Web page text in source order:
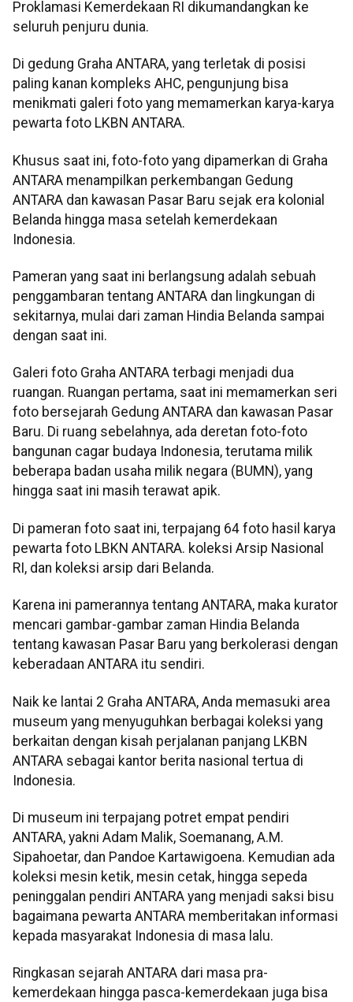
Proklamasi Kemerdekaan RI dikumandangkan ke
seluruh penjuru dunia.
Di gedung Graha ANTARA, yang terletak di posisi
paling kanan kompleks AHC, pengunjung bisa
menikmati galeri foto yang memamerkan karya-karya
pewarta foto LKBN ANTARA.
Khusus saat ini, foto-foto yang dipamerkan di Graha
ANTARA menampilkan perkembangan Gedung
ANTARA dan kawasan Pasar Baru sejak era kolonial
Belanda hingga masa setelah kemerdekaan
Indonesia.
Pameran yang saat ini berlangsung adalah sebuah
penggambaran tentang ANTARA dan lingkungan di
sekitarnya, mulai dari zaman Hindia Belanda sampai
dengan saat ini.
Galeri foto Graha ANTARA terbagi menjadi dua
ruangan. Ruangan pertama, saat ini memamerkan seri
foto bersejarah Gedung ANTARA dan kawasan Pasar
Baru. Di ruang sebelahnya, ada deretan foto-foto
bangunan cagar budaya Indonesia, terutama milik
beberapa badan usaha milik negara (BUMN), yang
hingga saat ini masih terawat apik.
Di pameran foto saat ini, terpajang 64 foto hasil karya
pewarta foto LBKN ANTARA. koleksi Arsip Nasional
RI, dan koleksi arsip dari Belanda.
Karena ini pamerannya tentang ANTARA, maka kurator
mencari gambar-gambar zaman Hindia Belanda
tentang kawasan Pasar Baru yang berkolerasi dengan
keberadaan ANTARA itu sendiri.
Naik ke lantai 2 Graha ANTARA, Anda memasuki area
museum yang menyuguhkan berbagai koleksi yang
berkaitan dengan kisah perjalanan panjang LKBN
ANTARA sebagai kantor berita nasional tertua di
Indonesia.
Di museum ini terpajang potret empat pendiri
ANTARA, yakni Adam Malik, Soemanang, A.M.
Sipahoetar, dan Pandoe Kartawigoena. Kemudian ada
koleksi mesin ketik, mesin cetak, hingga sepeda
peninggalan pendiri ANTARA yang menjadi saksi bisu
bagaimana pewarta ANTARA memberitakan informasi
kepada masyarakat Indonesia di masa lalu.
Ringkasan sejarah ANTARA dari masa pra-
kemerdekaan hingga pasca-kemerdekaan juga bisa